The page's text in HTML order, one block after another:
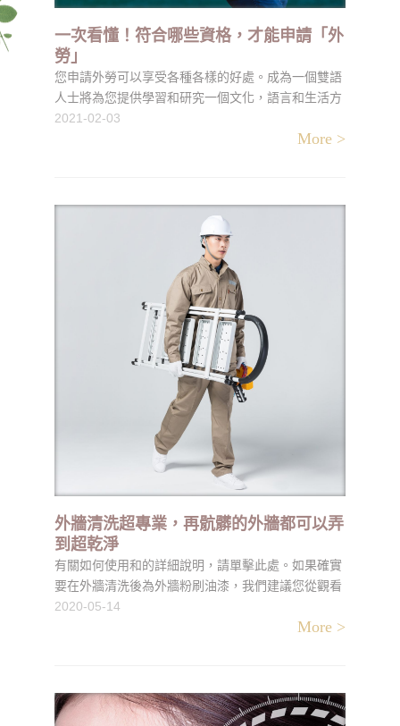
一次看懂！符合哪些資格，才能申請「外
勞」
您申請外勞可以享受各種各樣的好處。成為一個雙語
人士將為您提供學習和研究一個文化，語言和生活方
式與您已經習慣的人完全不同的人的機會。在許多觀
察到學習外語的實例中，當您出國旅行，娛樂，與與
點幫助您，因為當您以雙語僱員/工人/職員的語言技
能來外勞申請資格時，您有資格獲得薪金提高和/或晉
升的外勞申請資格，並且在您處於職業生涯時也能為
您提供更好的職業定位居住在國外（在外國土地上）
2021-02-03
More >
外牆清洗超專業，再骯髒的外牆都可以弄
到超乾淨
有關如何使用和的詳細說明，請單擊此處。如果確實
要在外牆清洗後為外牆粉刷油漆，我們建議您從觀看
此參考視頻，以獲取有關如何使它們達到最佳狀態並
解決可能遇到的任何問題的提示和技巧。外牆清洗您
2020-05-14
More >